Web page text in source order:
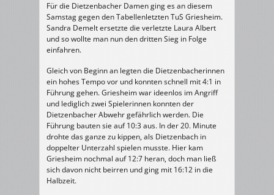
Für die Dietzenbacher Damen ging es an diesem
Samstag gegen den Tabellenletzten TuS Griesheim.
Sandra Demelt ersetzte die verletzte Laura Albert
und so wollte man nun den dritten Sieg in Folge
einfahren.
Gleich von Beginn an legten die Dietzenbacherinnen
ein hohes Tempo vor und konnten schnell mit 4:1 in
Führung gehen. Griesheim war ideenlos im Angriff
und lediglich zwei Spielerinnen konnten der
Dietzenbacher Abwehr gefährlich werden. Die
Führung bauten sie auf 10:3 aus. In der 20. Minute
drohte das ganze zu kippen, als Dietzenbach in
doppelter Unterzahl spielen musste. Hier kam
Griesheim nochmal auf 12:7 heran, doch man ließ
sich davon nicht beirren und ging mit 16:12 in die
Halbzeit.